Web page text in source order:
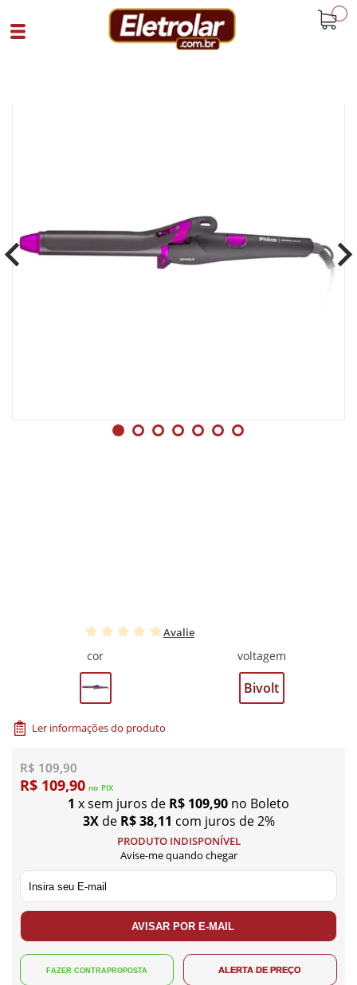
Avalie
cor voltagem
Bivolt
Ler informações do produto
R$ 109,90
R$ 109,90 no PIX
1 x sem juros de R$ 109,90 no Boleto
3Xde R$ 38,11 com juros de 2%
PRODUTO INDISPONÍVEL
Avise-me quando chegar